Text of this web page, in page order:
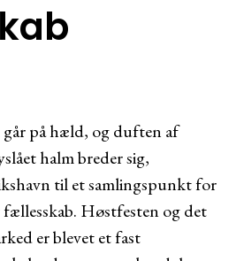
går på hæld, og duften af
halm breder sig,
til et samlingspunkt for
Høstfesten og det
er blevet et fast